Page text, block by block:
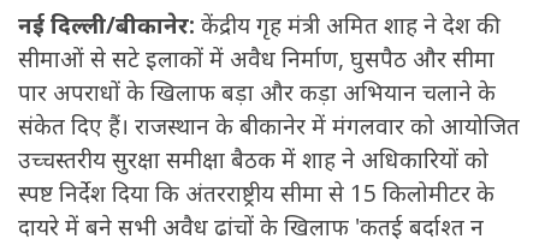
नई दिल्ली/बीकानेर: केंद्रीय गृह मंत्री अमित शाह ने देश की
सीमाओं से सटे इलाकों में अवैध निर्माण, घुसपैठ और सीमा
पार अपराधों के खिलाफ बड़ा और कड़ा अभियान चलाने के
संकेत दिए हैं। राजस्थान के बीकानेर में मंगलवार को आयोजित
उच्चस्तरीय सुरक्षा समीक्षा बैठक में शाह ने अधिकारियों को
स्पष्ट निर्देश दिया कि अंतरराष्ट्रीय सीमा से 15 किलोमीटर के
दायरे में बने सभी अवैध ढांचों के खिलाफ 'कतई बर्दाश्त न